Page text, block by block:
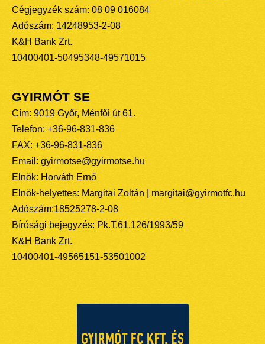
Cégjegyzék szám: 08 09 016084
Adószám: 14248953-2-08
K&H Bank Zrt.
10400401-50495348-49571015
GYIRMÓT SE
Cím: 9019 Győr, Ménfői út 61.
Telefon: +36-96-831-836
FAX: +36-96-831-836
Email: gyirmotse@gyirmotse.hu
Elnök: Horváth Ernő
Elnök-helyettes: Margitai Zoltán | margitai@gyirmotfc.hu
Adószám:18525278-2-08
Bírósági bejegyzés: Pk.T.61.126/1993/59
K&H Bank Zrt.
10400401-49565151-53501002